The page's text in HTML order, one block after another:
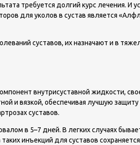
требуется долгий курс лечения. И
для уколов в сустав является
суставов, их назначают и в
внутрисуставной жидкости,
и вязкой, обеспечивая лучшую
суставов.
в 5–7 дней. В легких случаях
инъекций для суставов